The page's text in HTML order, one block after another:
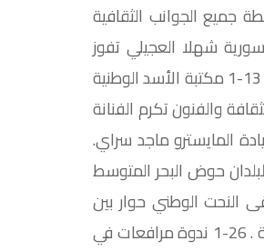
جميع الجوانب الثقافية
والأحداث حسب تسلسلها التاريخي: 4-1 الأديبة السورية شهلا العجيلي تفوز
بجائزة الدولة الأردنية في الآداب للعام 2009 في مجال الرواية عن روايتها عين الهر. 13-1 مكتبة الأسد الوطنية
العامة لدار الأسد للثقافة والفنون تكرم الفنانة
المايسترو ماجد سراي.
حوض البحر المتوسط
دمشق تطلق ملتقى النحت الوطني حوار بين
جيلين بالتعاون مع مؤسسة الفنان مصطفى علي على ارض مدينة دمشق القديمة . 26-1 ندوة مرافعات في